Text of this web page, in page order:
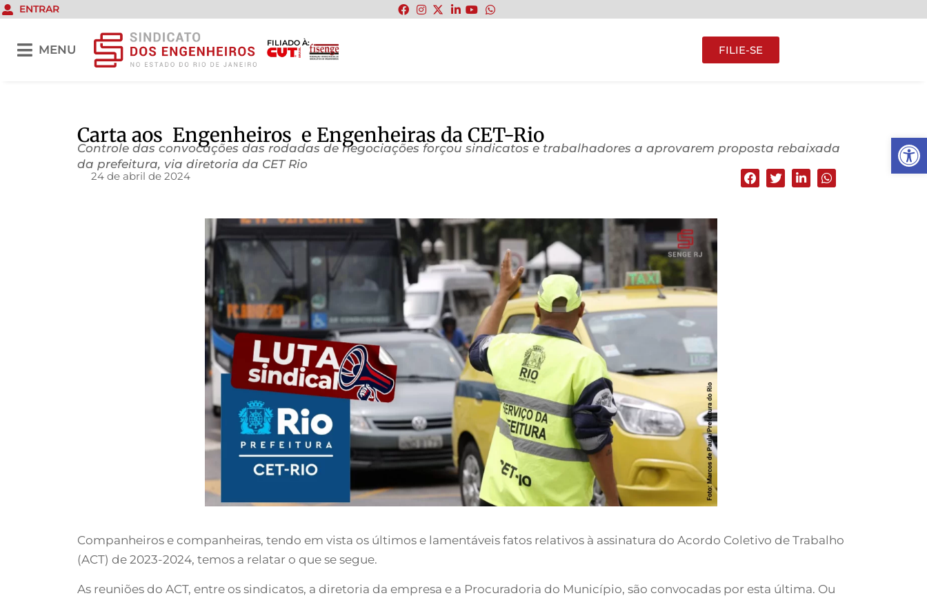
Abrir
ENTRAR
MENU
FILIADO À:
FILIE-SE
Carta aos Engenheiros e Engenheiras da CET-Rio
Controle das convocações das rodadas de negociações forçou sindicatos e trabalhadores a aprovarem proposta rebaixada
da prefeitura, via diretoria da CET Rio
24 de abril de 2024
Companheiros e companheiras, tendo em vista os últimos e lamentáveis fatos relativos à assinatura do Acordo Coletivo de Trabalho
(ACT) de 2023-2024, temos a relatar o que se segue.
As reuniões do ACT, entre os sindicatos, a diretoria da empresa e a Procuradoria do Município, são convocadas por esta última. Ou